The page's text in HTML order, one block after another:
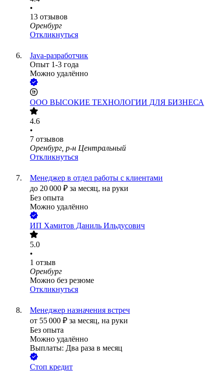
•
13 отзывов
Оренбург
Откликнуться
Java-разработчик
Опыт 1-3 года
Можно удалённо
ООО ВЫСОКИЕ ТЕХНОЛОГИИ ДЛЯ БИЗНЕСА
4.6
•
7 отзывов
Оренбург, р-н Центральный
Откликнуться
Менеджер в отдел работы с клиентами
до 20 000 ₽ за месяц, на руки
Без опыта
Можно удалённо
ИП Хамитов Даниль Ильдусович
5.0
•
1 отзыв
Оренбург
Можно без резюме
Откликнуться
Менеджер назначения встреч
от 55 000 ₽ за месяц, на руки
Без опыта
Можно удалённо
Выплаты: Два раза в месяц
Стоп кредит